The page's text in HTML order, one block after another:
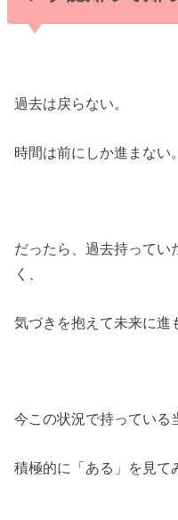
過去は戻らない。
時間は前にしか進まない。
だったら、過去持ってい
く、
気づきを抱えて未来に進
今この状況で持っている
積極的に「ある」を見て